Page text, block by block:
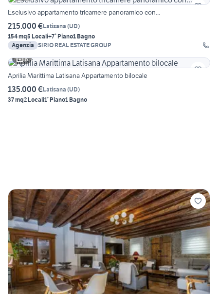
Esclusivo appartamento tricamere panoramico con...
215.000 €Latisana (UD)
154 mq5 Locali+7° Piano1 Bagno
Agenzia SIRIO REAL ESTATE GROUP
6
Aprilia Marittima Latisana Appartamento bilocale
135.000 €Latisana (UD)
37 mq2 Locali1° Piano1 Bagno